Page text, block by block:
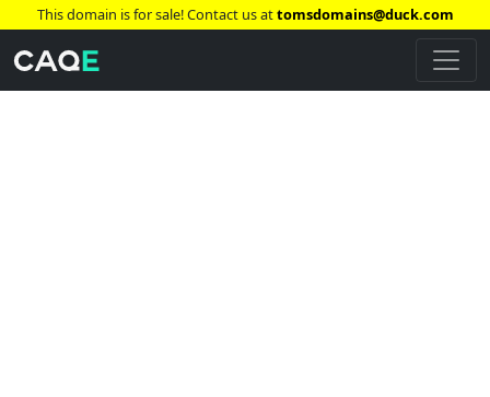
This domain is for sale! Contact us attomsdomains@duck.com